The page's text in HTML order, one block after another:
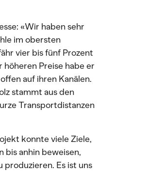
«Wir haben sehr
im obersten
vier bis fünf Prozent
Preise habe er
auf ihren Kanälen.
stammt aus den
Transportdistanzen
konnte viele Ziele,
bis anhin beweisen,
produzieren. Es ist uns